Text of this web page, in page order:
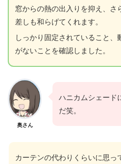
窓からの熱の出入りを抑え、さ
差しも和らげてくれます。
しっかり固定されていること、
がないことを確認しました。
奥さん
ハニカムシェード
だ笑。
カーテンの代わりくらいに思っ